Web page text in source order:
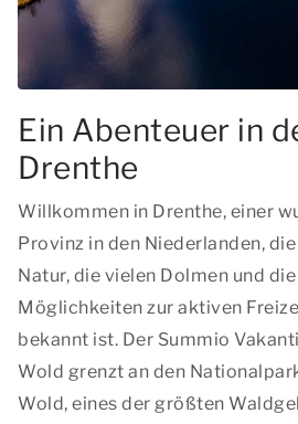
Ein Abenteuer in
Drenthe
Willkommen in Drenthe, einer
Provinz in den Niederlanden,
Natur, die vielen Dolmen und
Möglichkeiten zur aktiven
bekannt ist. Der Summio
Wold grenzt an den
Wold, eines der größten